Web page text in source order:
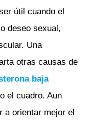
útil cuando el
deseo sexual,
Una
otras causas de
baja
el cuadro. Aun
a orientar mejor el